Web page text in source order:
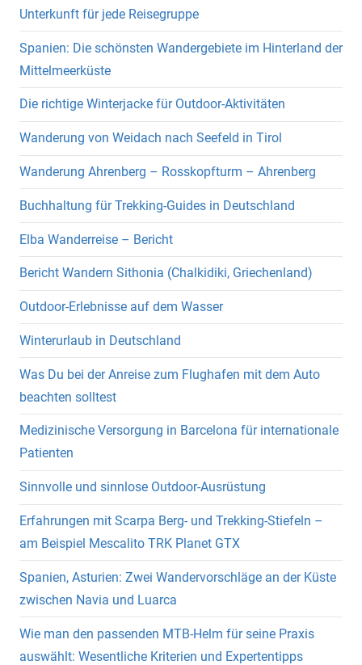
Unterkunft für jede Reisegruppe
Spanien: Die schönsten Wandergebiete im Hinterland der
Mittelmeerküste
Die richtige Winterjacke für Outdoor-Aktivitäten
Wanderung von Weidach nach Seefeld in Tirol
Wanderung Ahrenberg – Rosskopfturm – Ahrenberg
Buchhaltung für Trekking-Guides in Deutschland
Elba Wanderreise – Bericht
Bericht Wandern Sithonia (Chalkidiki, Griechenland)
Outdoor-Erlebnisse auf dem Wasser
Winterurlaub in Deutschland
Was Du bei der Anreise zum Flughafen mit dem Auto
beachten solltest
Medizinische Versorgung in Barcelona für internationale
Patienten
Sinnvolle und sinnlose Outdoor-Ausrüstung
Erfahrungen mit Scarpa Berg- und Trekking-Stiefeln –
am Beispiel Mescalito TRK Planet GTX
Spanien, Asturien: Zwei Wandervorschläge an der Küste
zwischen Navia und Luarca
Wie man den passenden MTB-Helm für seine Praxis
auswählt: Wesentliche Kriterien und Expertentipps